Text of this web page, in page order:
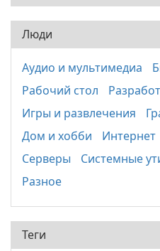
Люди
Аудио и мультимедиа
Рабочий стол
Игры и развлечения
Дом и хобби
Интернет
Серверы
Системные
Разное
Теги